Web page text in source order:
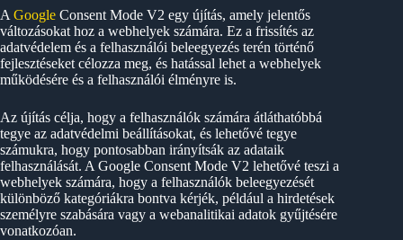
A Google Consent Mode V2 egy újítás, amely jelentős
változásokat hoz a webhelyek számára. Ez a frissítés az
adatvédelem és a felhasználói beleegyezés terén történő
fejlesztéseket célozza meg, és hatással lehet a webhelyek
működésére és a felhasználói élményre is.
Az újítás célja, hogy a felhasználók számára átláthatóbbá
tegye az adatvédelmi beállításokat, és lehetővé tegye
számukra, hogy pontosabban irányítsák az adataik
felhasználását. A Google Consent Mode V2 lehetővé teszi a
webhelyek számára, hogy a felhasználók beleegyezését
különböző kategóriákra bontva kérjék, például a hirdetések
személyre szabására vagy a webanalitikai adatok gyűjtésére
vonatkozóan.